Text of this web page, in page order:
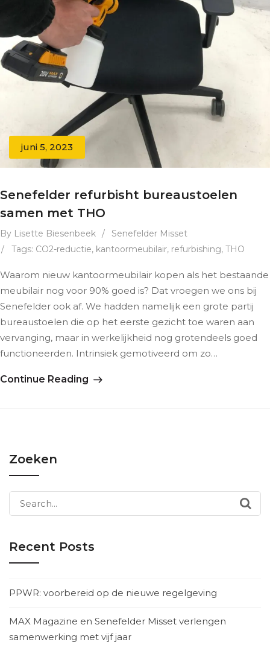
juni 5, 2023
Senefelder refurbisht bureaustoelen
samen met THO
By Lisette Biesenbeek /
Senefelder Misset
/
Tags: CO2-reductie, kantoormeubilair, refurbishing, THO
Waarom nieuw kantoormeubilair kopen als het bestaande
meubilair nog voor 90% goed is? Dat vroegen we ons bij
Senefelder ook af. We hadden namelijk een grote partij
bureaustoelen die op het eerste gezicht toe waren aan
vervanging, maar in werkelijkheid nog grotendeels goed
functioneerden. Intrinsiek gemotiveerd om zo…
Continue Reading
Zoeken
Search
for:
Recent Posts
PPWR: voorbereid op de nieuwe regelgeving
MAX Magazine en Senefelder Misset verlengen
samenwerking met vijf jaar